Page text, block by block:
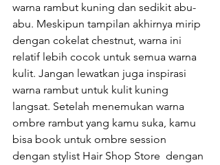
warna rambut kuning dan sedikit abu-
abu. Meskipun tampilan akhirnya mirip
dengan cokelat chestnut, warna ini
relatif lebih cocok untuk semua warna
kulit. Jangan lewatkan juga inspirasi
warna rambut untuk kulit kuning
langsat. Setelah menemukan warna
ombre rambut yang kamu suka, kamu
bisa book untuk ombre session
dengan stylist Hair Shop Store  dengan